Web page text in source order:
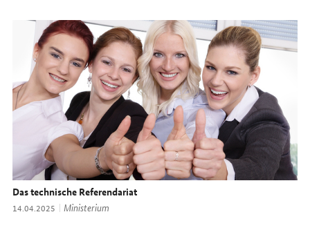
Das technische Referendariat
Datum:
14.04.2025 Thema:
Ministerium